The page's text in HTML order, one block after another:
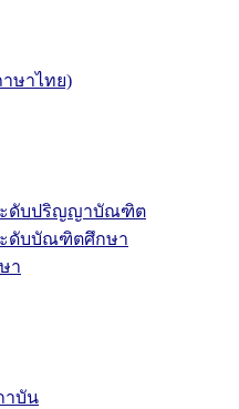
ษาไทย)
ะดับปริญญาบัณฑิต
ะดับบัณฑิตศึกษา
า
าบัน